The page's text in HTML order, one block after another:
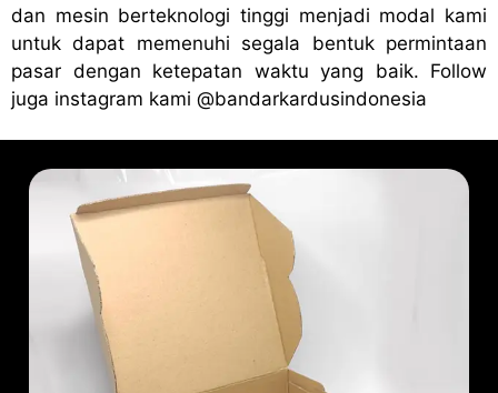
dan mesin berteknologi tinggi menjadi modal kami
untuk dapat memenuhi segala bentuk permintaan
pasar dengan ketepatan waktu yang baik. Follow
juga instagram kami @bandarkardusindonesia